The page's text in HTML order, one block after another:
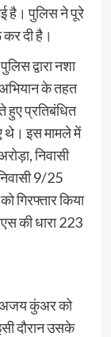
है। पुलिस ने पूरे
दी है।
द्वारा नशा
के तहत
हुए प्रतिबंधित
थे। इस मामले में
निवासी
9/25
गिरफ्तार किया
की धारा 223
अजय कुंअर को
दौरान उसके